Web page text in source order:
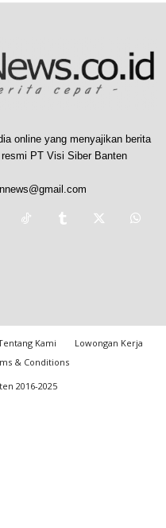
online yang menyajikan berita
PT Visi Siber Banten
Kami
Lowongan Kerja
& Conditions
2016-2025